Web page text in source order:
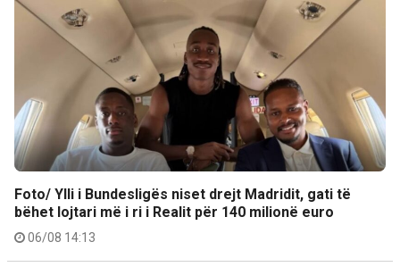
Foto/ Ylli i Bundesligës niset drejt Madridit, gati të
bëhet lojtari më i ri i Realit për 140 milionë euro
06/08 14:13